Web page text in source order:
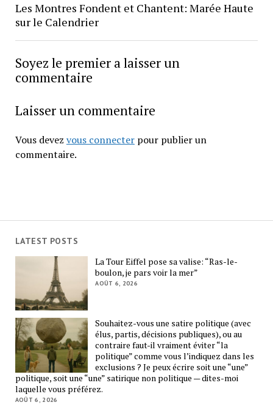
Les Montres Fondent et Chantent: Marée Haute
sur le Calendrier
Soyez le premier a laisser un
commentaire
Laisser un commentaire
Vous devez vous connecterpour publier un
commentaire.
LATEST POSTS
La Tour Eiffel pose sa valise: “Ras-le-
boulon, je pars voir la mer”
AOÛT 6, 2026
Souhaitez-vous une satire politique (avec
élus, partis, décisions publiques), ou au
contraire faut-il vraiment éviter “la
politique” comme vous l’indiquez dans les
exclusions ? Je peux écrire soit une “une”
politique, soit une “une” satirique non politique — dites-moi
laquelle vous préférez.
AOÛT 6, 2026